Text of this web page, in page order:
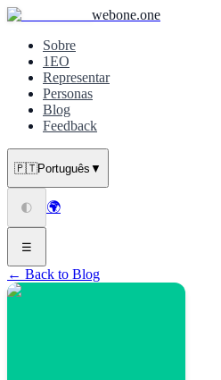
webone.one
Sobre
1EO
Representar
Personas
Blog
Feedback
🇵🇹Português ▼
🌓 🌍
☰
← Back to Blog